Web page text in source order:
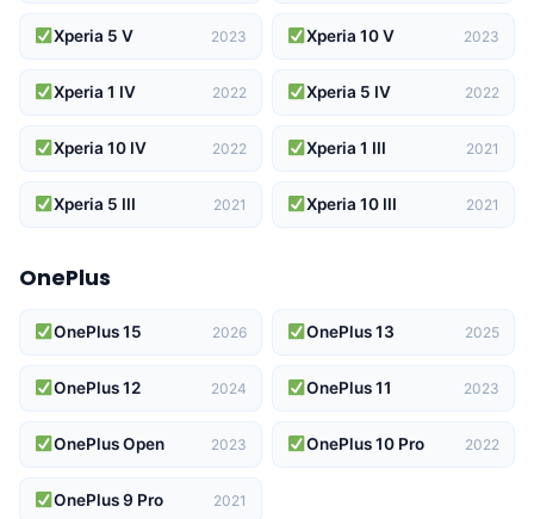
Xperia 5 V 2023 Xperia 10 V 2023
Xperia 1 IV 2022 Xperia 5 IV 2022
Xperia 10 IV 2022 Xperia 1 III 2021
Xperia 5 III 2021 Xperia 10 III 2021
OnePlus
OnePlus 15 2026 OnePlus 13 2025
OnePlus 12 2024 OnePlus 11 2023
OnePlus Open 2023 OnePlus 10 Pro 2022
OnePlus 9 Pro 2021